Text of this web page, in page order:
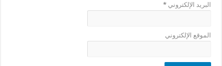
البريد الإلكتروني*
الموقع الإلكتروني